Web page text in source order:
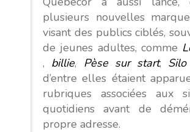
plusieurs nouvelles
visant des publics ciblés,
de jeunes adultes, comme
, billie, Pèse sur start,
d’entre elles étaient
rubriques associées aux
quotidiens avant de
propre adresse.